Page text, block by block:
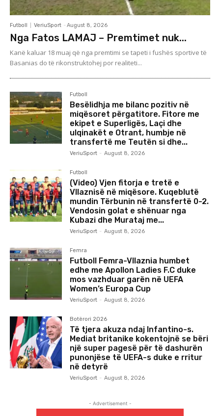
Futboll VeriuSport - August 8, 2026
Nga Fatos LAMAJ – Premtimet nuk...
Kanë kaluar 18 muaj që nga premtimi se tapeti i fushës sportive të
Basanias do të rikonstruktohej por realiteti...
Futboll
Besëlidhja me bilanc pozitiv në
miqësoret përgatitore. Fitore me
ekipet e Superligës, Laçi dhe
ulqinakët e Otrant, humbje në
transfertë me Teutën si dhe...
VeriuSport - August 8, 2026
Futboll
(Video) Vjen fitorja e tretë e
Vllaznisë në miqësore. Kuqeblutë
mundin Tërbunin në transfertë 0-2.
Vendosin golat e shënuar nga
Kubazi dhe Murataj me...
VeriuSport - August 8, 2026
Femra
Futboll Femra-Vllaznia humbet
edhe me Apollon Ladies F.C duke
mos vazhduar garën në UEFA
Women’s Europa Cup
VeriuSport - August 8, 2026
Botërori 2026
Të tjera akuza ndaj Infantino-s.
Mediat britanike kokentojnë se bëri
një super pagesë për të dashurën
punonjëse të UEFA-s duke e rritur
në detyrë
VeriuSport - August 8, 2026
- Advertisement -